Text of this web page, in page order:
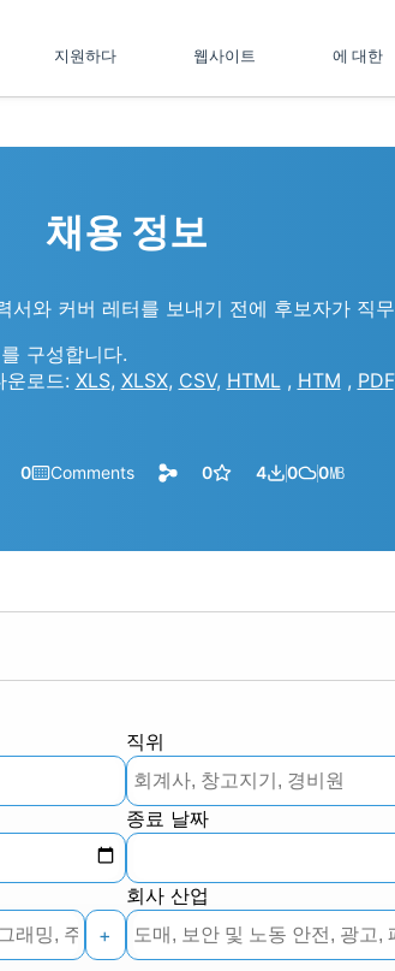
지원하다 웹사이트 에 대한
채용 정보
와 커버 레터를 보내기 전에 후보자가 직
구성합니다.
운로드: XLS, XLSX, CSV, HTML, HTM , PDF
0 Comments 0 4 0 0㎆︎
직위
종료 날짜
+
회사 산업